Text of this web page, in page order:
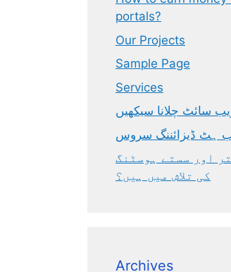
portals?
Our Projects
Sample Page
Services
سائٹ چلانا سیکھیں
ہٹ ڈیزائننگ سروس
اور سستے ہوسٹنگ
کی تلاش میں ہیں؟
Archives